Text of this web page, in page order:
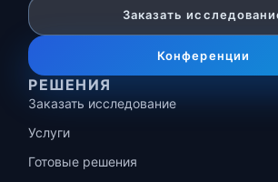
Заказать
Конференции
РЕШЕНИЯ
Заказать исследование
Услуги
Готовые решения